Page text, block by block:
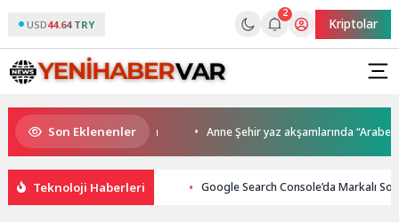
USD44.64 TRY
2
Kriptolar
Son Eklenenler
kupalar sahiplerini buldu Anne Şehir yaz akşamlarında “Arabesk”
Teknoloji Haberleri Google Search Console’da Markalı